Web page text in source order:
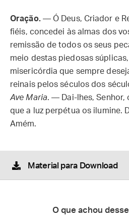
Oração.— Ó Deus, Criador e
fiéis, concedei às almas dos
remissão de todos os seus
meio destas piedosas
misericórdia que sempre
reinais pelos séculos dos
Ave Maria. — Dai-lhes, Senhor,
que a luz perpétua os ilumine.
Amém.
Material para Download
O que achou